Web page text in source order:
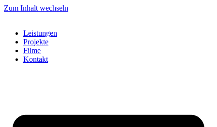
Zum Inhalt wechseln
Leistungen
Projekte
Filme
Kontakt